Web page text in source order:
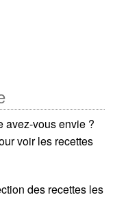
avez-vous envie ?
voir les recettes
des recettes les